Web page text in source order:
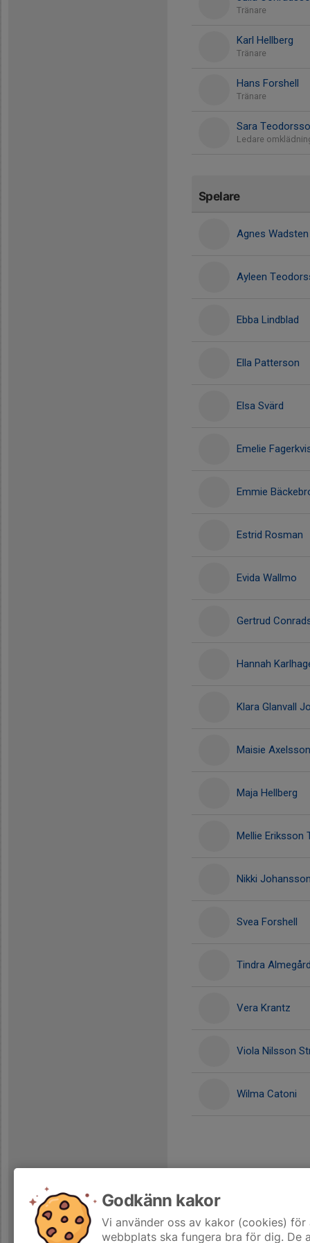
Tränare
Karl Hellberg
Tränare
Hans Forshell
Tränare
Sara
Ledare
Spelare
Agnes Wadsten
Ayleen
Ebba Lindblad
Ella Patterson
Elsa Svärd
Emelie
Emmie
Estrid Rosman
Evida Wallmo
Gertrud
Hannah
Klara Glanvall
Maisie Axelsson
Maja Hellberg
Mellie Eriksson
Nikki Johansson
Svea Forshell
Tindra Almegård
Vera Krantz
Viola Nilsson
Wilma Catoni
Godkänn kakor
Vi använder oss av kakor (cookies)
webbplats ska fungera bra för dig. De